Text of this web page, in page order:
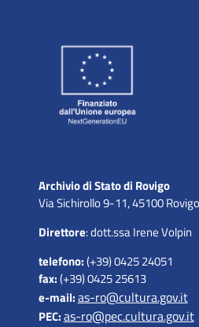
Archivio di Stato di Rovigo
Via Sichirollo 9-11, 45100
Direttore: dott.ssa Irene Volpin
telefono:(+39) 0425 24051
fax:(+39) 0425 25613
e-mail:as-ro@cultura.gov.it
PEC:as-ro@pec.cultura.gov.it